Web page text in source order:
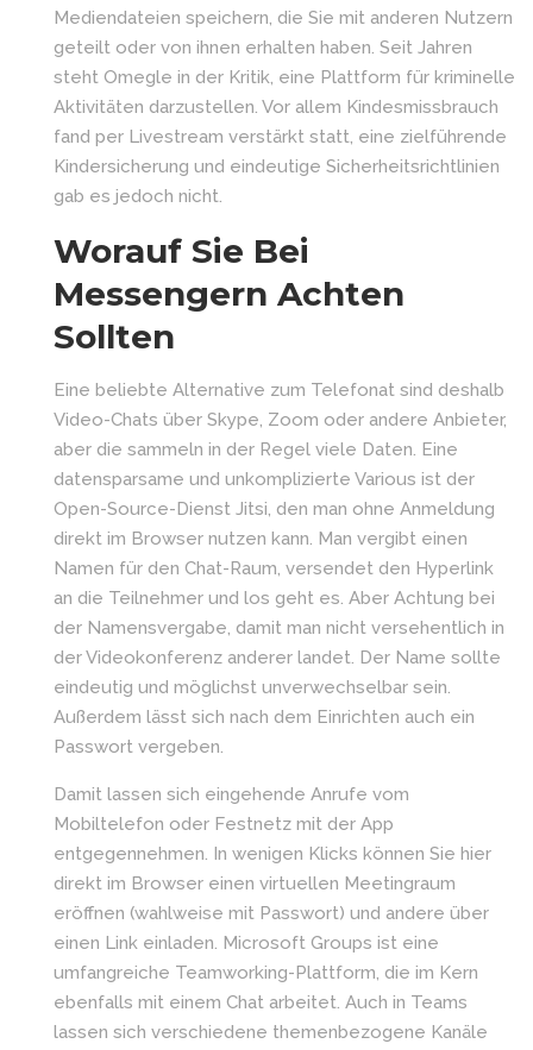
Mediendateien speichern, die Sie mit anderen Nutzern
geteilt oder von ihnen erhalten haben. Seit Jahren
steht Omegle in der Kritik, eine Plattform für kriminelle
Aktivitäten darzustellen. Vor allem Kindesmissbrauch
fand per Livestream verstärkt statt, eine zielführende
Kindersicherung und eindeutige Sicherheitsrichtlinien
gab es jedoch nicht.
Worauf Sie Bei
Messengern Achten
Sollten
Eine beliebte Alternative zum Telefonat sind deshalb
Video-Chats über Skype, Zoom oder andere Anbieter,
aber die sammeln in der Regel viele Daten. Eine
datensparsame und unkomplizierte Various ist der
Open-Source-Dienst Jitsi, den man ohne Anmeldung
direkt im Browser nutzen kann. Man vergibt einen
Namen für den Chat-Raum, versendet den Hyperlink
an die Teilnehmer und los geht es. Aber Achtung bei
der Namensvergabe, damit man nicht versehentlich in
der Videokonferenz anderer landet. Der Name sollte
eindeutig und möglichst unverwechselbar sein.
Außerdem lässt sich nach dem Einrichten auch ein
Passwort vergeben.
Damit lassen sich eingehende Anrufe vom
Mobiltelefon oder Festnetz mit der App
entgegennehmen. In wenigen Klicks können Sie hier
direkt im Browser einen virtuellen Meetingraum
eröffnen (wahlweise mit Passwort) und andere über
einen Link einladen. Microsoft Groups ist eine
umfangreiche Teamworking-Plattform, die im Kern
ebenfalls mit einem Chat arbeitet. Auch in Teams
lassen sich verschiedene themenbezogene Kanäle